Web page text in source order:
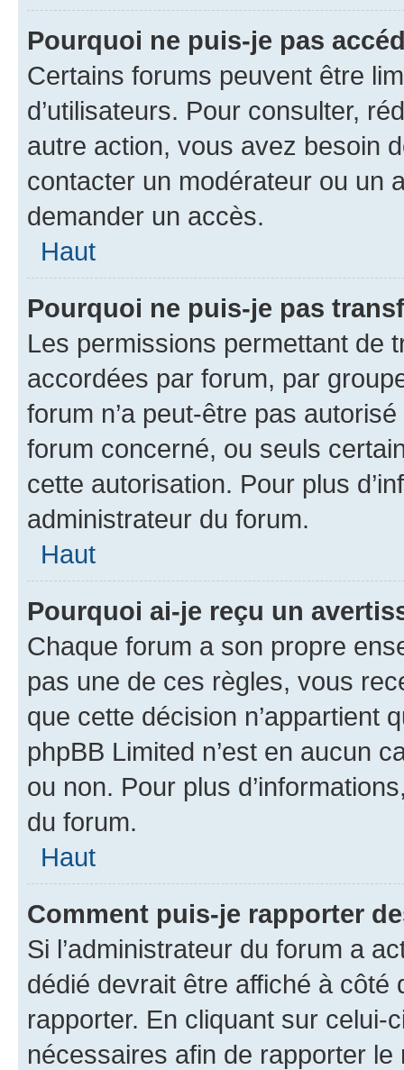
Pourquoi ne puis-je pas
Certains forums peuvent être
d’utilisateurs. Pour consulter,
autre action, vous avez besoin
contacter un modérateur ou un
demander un accès.
Haut
Pourquoi ne puis-je pas
Les permissions permettant de
accordées par forum, par
forum n’a peut-être pas
forum concerné, ou seuls
cette autorisation. Pour plus
administrateur du forum.
Haut
Pourquoi ai-je reçu un
Chaque forum a son propre
pas une de ces règles, vous
que cette décision n’appartient
phpBB Limited n’est en aucun
ou non. Pour plus
du forum.
Haut
Comment puis-je rapporter
Si l’administrateur du forum a
dédié devrait être affiché à
rapporter. En cliquant sur
nécessaires afin de rapporter le